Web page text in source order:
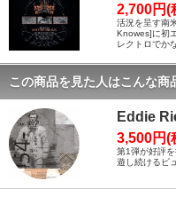
2,700円(
活況を呈す南
Knowes]に初
レクトロでか
この商品を見た人はこんな商
Eddie
3,500円(
第1弾が好評
遊し続けるピ